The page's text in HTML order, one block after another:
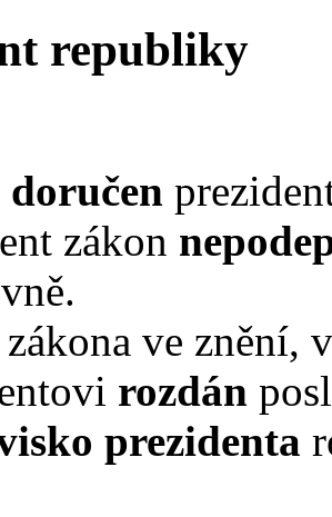
republiky
doručen
zákon
ve znění,
rozdán
prezidenta